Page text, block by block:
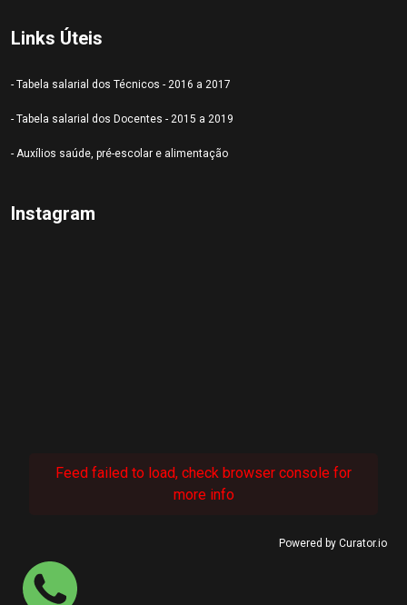
Links Úteis
- Tabela salarial dos Técnicos - 2016 a 2017
- Tabela salarial dos Docentes - 2015 a 2019
- Auxílios saúde, pré-escolar e alimentação
Instagram
Feed failed to load, check browser console for
more info
Powered by Curator.io